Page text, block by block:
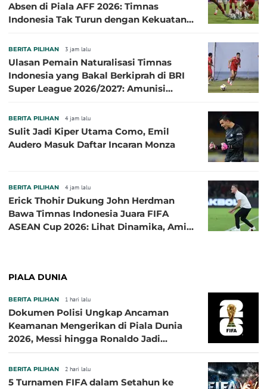
Absen di Piala AFF 2026: Timnas
Indonesia Tak Turun dengan Kekuatan
BERITA PILIHAN 3 jam lalu
Ulasan Pemain Naturalisasi Timnas
Indonesia yang Bakal Berkiprah di BRI
Super League 2026/2027: Amunisi
BERITA PILIHAN 4 jam lalu
Sulit Jadi Kiper Utama Como, Emil
Audero Masuk Daftar Incaran Monza
BERITA PILIHAN 4 jam lalu
Erick Thohir Dukung John Herdman
Bawa Timnas Indonesia Juara FIFA
ASEAN Cup 2026: Lihat Dinamika, Amit-
PIALA DUNIA
BERITA PILIHAN 1 hari lalu
Dokumen Polisi Ungkap Ancaman
Keamanan Mengerikan di Piala Dunia
2026, Messi hingga Ronaldo Jadi
BERITA PILIHAN 2 hari lalu
5 Turnamen FIFA dalam Setahun ke